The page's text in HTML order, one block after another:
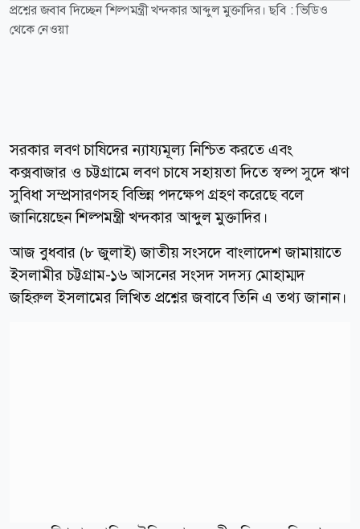
প্রশ্নের জবাব দিচ্ছেন শিল্পমন্ত্রী খন্দকার আব্দুল মুক্তাদির। ছবি : ভিডিও
থেকে নেওয়া
সরকার লবণ চাষিদের ন্যায্যমূল্য নিশ্চিত করতে এবং
কক্সবাজার ও চট্টগ্রামে লবণ চাষে সহায়তা দিতে স্বল্প সুদে ঋণ
সুবিধা সম্প্রসারণসহ বিভিন্ন পদক্ষেপ গ্রহণ করেছে বলে
জানিয়েছেন শিল্পমন্ত্রী খন্দকার আব্দুল মুক্তাদির।
আজ বুধবার (৮ জুলাই) জাতীয় সংসদে বাংলাদেশ জামায়াতে
ইসলামীর চট্টগ্রাম-১৬ আসনের সংসদ সদস্য মোহাম্মদ
জহিরুল ইসলামের লিখিত প্রশ্নের জবাবে তিনি এ তথ্য জানান।